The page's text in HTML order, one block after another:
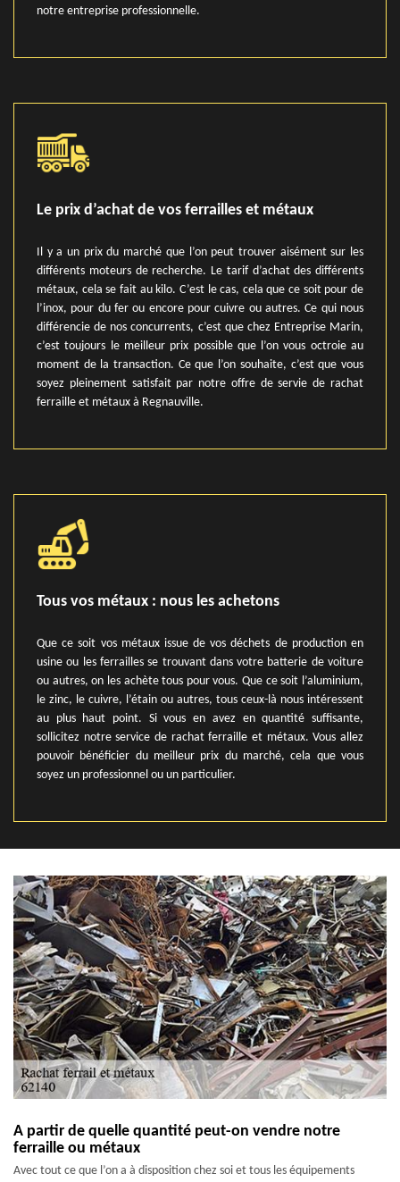
notre entreprise professionnelle.
Le prix d’achat de vos ferrailles et métaux
Il y a un prix du marché que l’on peut trouver aisément sur les
différents moteurs de recherche. Le tarif d’achat des différents
métaux, cela se fait au kilo. C’est le cas, cela que ce soit pour de
l’inox, pour du fer ou encore pour cuivre ou autres. Ce qui nous
différencie de nos concurrents, c’est que chez Entreprise Marin,
c’est toujours le meilleur prix possible que l’on vous octroie au
moment de la transaction. Ce que l’on souhaite, c’est que vous
soyez pleinement satisfait par notre offre de servie de rachat
ferraille et métaux à Regnauville.
Tous vos métaux : nous les achetons
Que ce soit vos métaux issue de vos déchets de production en
usine ou les ferrailles se trouvant dans votre batterie de voiture
ou autres, on les achète tous pour vous. Que ce soit l’aluminium,
le zinc, le cuivre, l’étain ou autres, tous ceux-là nous intéressent
au plus haut point. Si vous en avez en quantité suffisante,
sollicitez notre service de rachat ferraille et métaux. Vous allez
pouvoir bénéficier du meilleur prix du marché, cela que vous
soyez un professionnel ou un particulier.
A partir de quelle quantité peut-on vendre notre
ferraille ou métaux
Avec tout ce que l’on a à disposition chez soi et tous les équipements